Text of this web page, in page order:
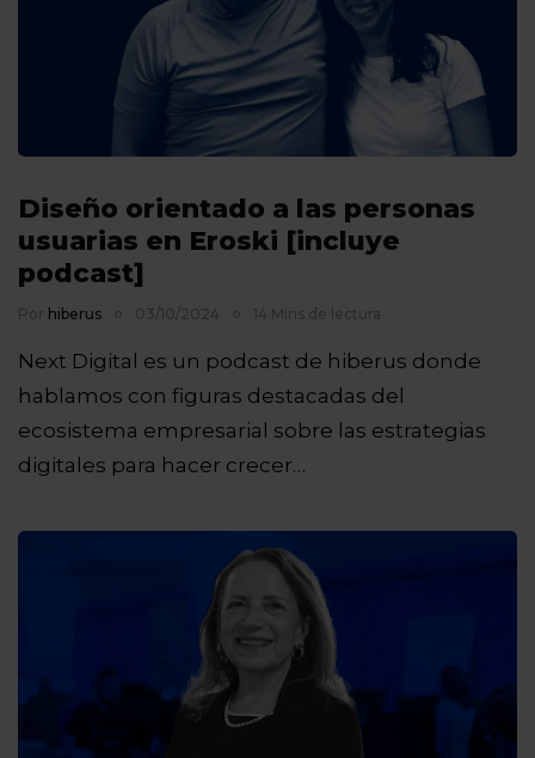
Diseño orientado a las personas
usuarias en Eroski [incluye
podcast]
Por hiberus 03/10/2024 14 Mins de lectura
Next Digital es un podcast de hiberus donde
hablamos con figuras destacadas del
ecosistema empresarial sobre las estrategias
digitales para hacer crecer…